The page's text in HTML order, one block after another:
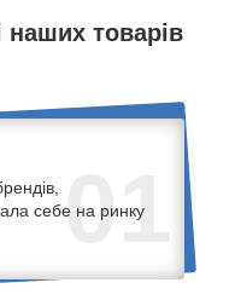
наших товарів
01
себе на ринку